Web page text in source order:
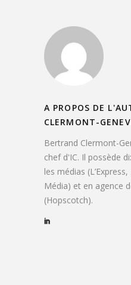
A PROPOS DE
CLERMONT-
Bertrand Clermont-
chef d'IC. Il possède
les médias
Média) et en agence
(Hopscotch).